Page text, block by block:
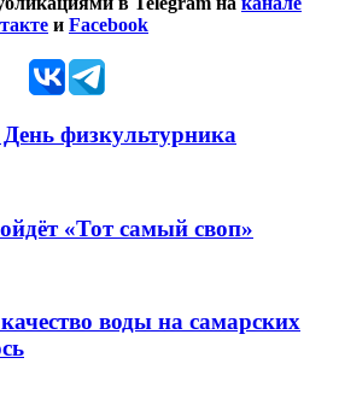
и Facebook
физкультурника
«Тот самый своп»
воды на самарских